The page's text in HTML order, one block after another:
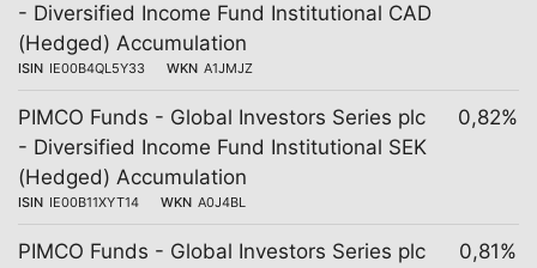
- Diversified Income Fund Institutional CAD
(Hedged) Accumulation
ISIN IE00B4QL5Y33 WKN A1JMJZ
PIMCO Funds - Global Investors Series plc
- Diversified Income Fund Institutional SEK
(Hedged) Accumulation
ISIN IE00B11XYT14 WKN A0J4BL
0,82%
PIMCO Funds - Global Investors Series plc
0,81%